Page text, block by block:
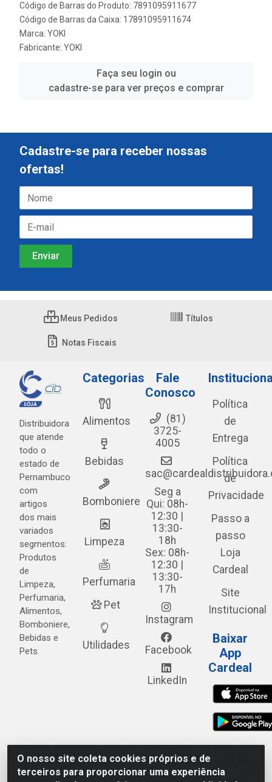
Código de Barras do Produto: 7891095911677
Código de Barras da Caixa: 17891095911674
Marca: YOKI
Fabricante: YOKI
Faça seu login ou
cadastre-se para ver preços e comprar
O nosso site coleta cookies próprios e de
terceiros para proporcionar uma experiência
Cadastre-se para receber nossas
ofertas!
Meus Pedidos Títulos
Notas Fiscais
Distribuidora
que atende
todo o
estado de
Pernambuco
com
artigos
dos mais
variados
segmentos:
Produtos
de
Limpeza,
Perfumaria,
Alimentos,
Bomboniere,
Bebidas e
Pets.
Categorias
Alimentos
Bebidas
Bomboniere
Limpeza
Perfumaria
Pet
Utilidades
Fale
Conosco
(81)
3725-
4005
Seg a
Qui: 08h-
12:30 |
13:30-
18h
Sex: 08h-
12:30 |
13:30-
17h
Instagram
Facebook
LinkedIn
Política
de
Entrega
Política
de
Privacidade
Passo a
passo
Loja
Cardeal
Site
Institucional
Baixar
App
Cardeal
Cardeal Distribuidora - Estrada Alto do Moura, 582 - Alto
do Moura - Caruaru/PE - CEP 55.040-120 - CNPJ